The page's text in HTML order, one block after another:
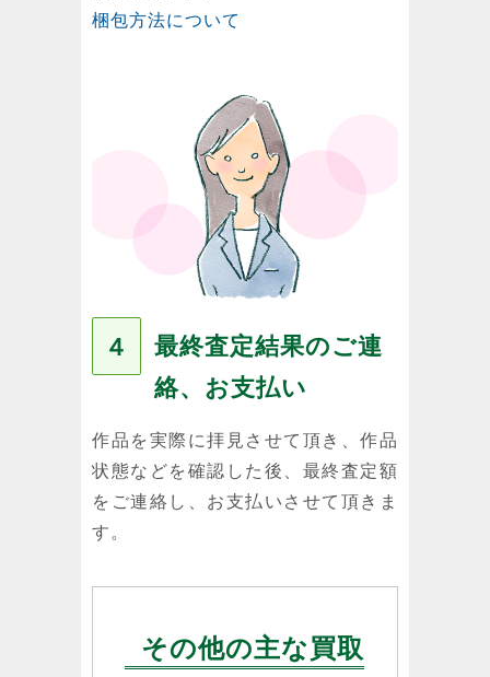
梱包方法について
４
最終査定結果のご連
絡、お支払い
作品を実際に拝見させて頂き、作品
状態などを確認した後、最終査定額
をご連絡し、お支払いさせて頂きま
す。
その他の主な買取